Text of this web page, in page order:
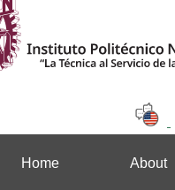
Home About